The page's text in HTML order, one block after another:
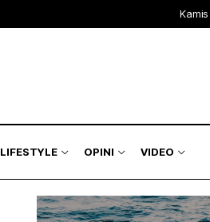
Kamis
LIFESTYLE OPINI VIDEO